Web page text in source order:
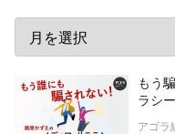
もう
ラシー
アゴラ